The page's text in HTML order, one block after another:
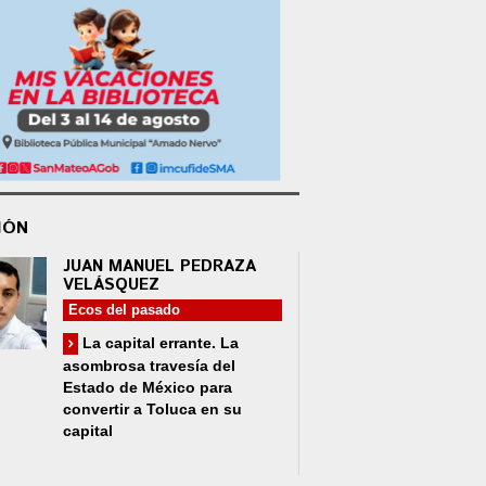
JUAN MANUEL PEDRAZA
VELÁSQUEZ
Ecos del pasado
La capital errante. La
asombrosa travesía del
Estado de México para
convertir a Toluca en su
capital